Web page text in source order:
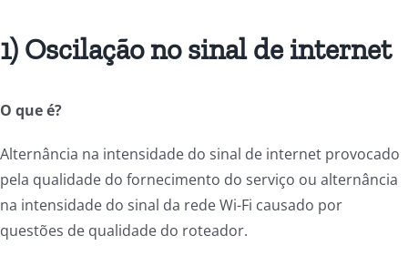
1) Oscilação no sinal de internet
O que é?
Alternância na intensidade do sinal de internet provocado
pela qualidade do fornecimento do serviço ou alternância
na intensidade do sinal da rede Wi-Fi causado por
questões de qualidade do roteador.